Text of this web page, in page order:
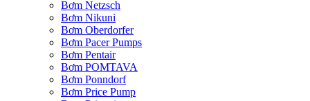
Bơm Netzsch
Bơm Nikuni
Bơm Oberdorfer
Bơm Pacer Pumps
Bơm Pentair
Bơm POMTAVA
Bơm Ponndorf
Bơm Price Pump